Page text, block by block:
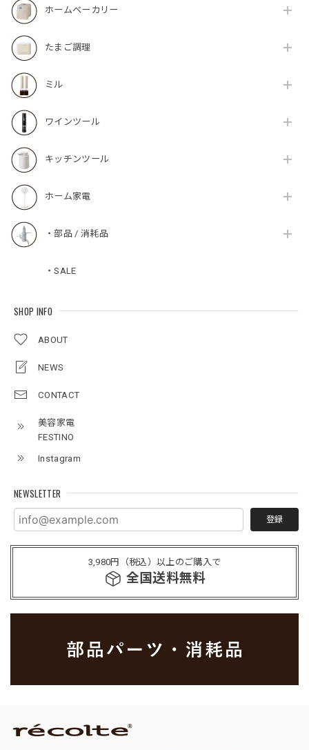
ホームベーカリー
たまご調理
ミル
ワインツール
キッチンツール
ホーム家電
・部品 / 消耗品
・SALE
SHOP INFO
ABOUT
NEWS
CONTACT
美容家電
FESTINO
Instagram
NEWSLETTER
登録
3,980円（税込）以上のご購入で
全国送料無料